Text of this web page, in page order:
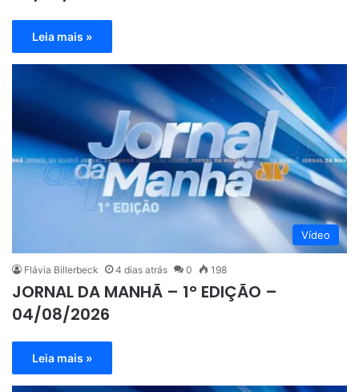
Leia mais »
Vídeo
Flávia Billerbeck 4 dias atrás 0 198
JORNAL DA MANHÃ – 1° EDIÇÃO –
04/08/2026
Leia mais »